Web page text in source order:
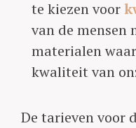
te kiezen voor
van de mensen
materialen
kwaliteit van
De tarieven voor